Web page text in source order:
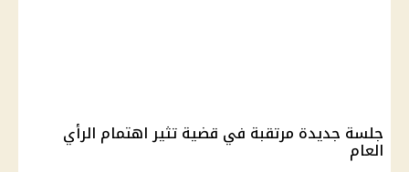
جلسة جديدة مرتقبة في قضية تثير اهتمام الرأي
العام